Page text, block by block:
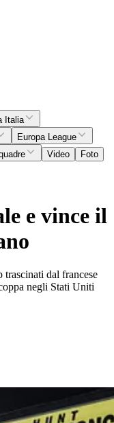
Italia
Europa League
Video
Foto
e vince il
dal francese
negli Stati Uniti